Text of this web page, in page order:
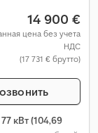
14 900 €
цена без учета
НДС
(17 731 € брутто)
77 кВт (104,69